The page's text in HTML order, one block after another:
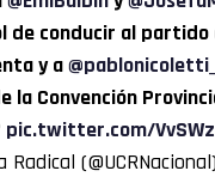
de conducir al
y a@pablonicoletti_
la Convención
pic.twitter.com/
Radical (@UCRNacional)